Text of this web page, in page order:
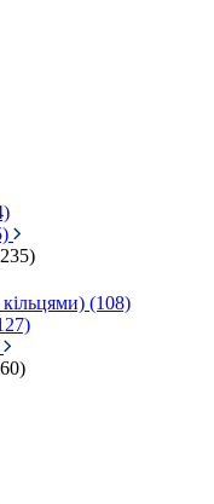
кільцями) (108)